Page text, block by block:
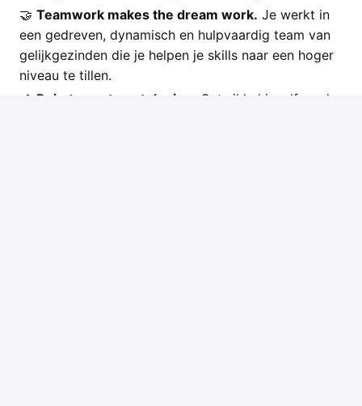
🤝 Teamwork makes the dream work. Je werkt in
een gedreven, dynamisch en hulpvaardig team van
gelijkgezinden die je helpen je skills naar een hoger
niveau te tillen.
🌱 Ruimte om te ontplooien.
Ontwikkel jezelf verder